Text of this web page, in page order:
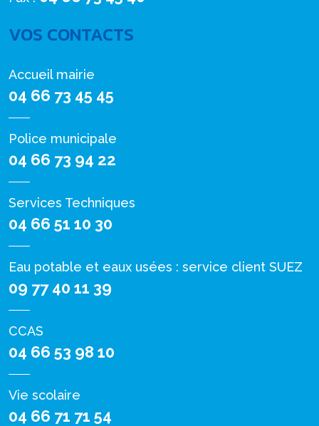
VOS CONTACTS
Accueil mairie
04 66 73 45 45
Police municipale
04 66 73 94 22
Services Techniques
04 66 51 10 30
Eau potable et eaux usées : service client SUEZ
09 77 40 11 39
CCAS
04 66 53 98 10
Vie scolaire
04 66 71 71 54